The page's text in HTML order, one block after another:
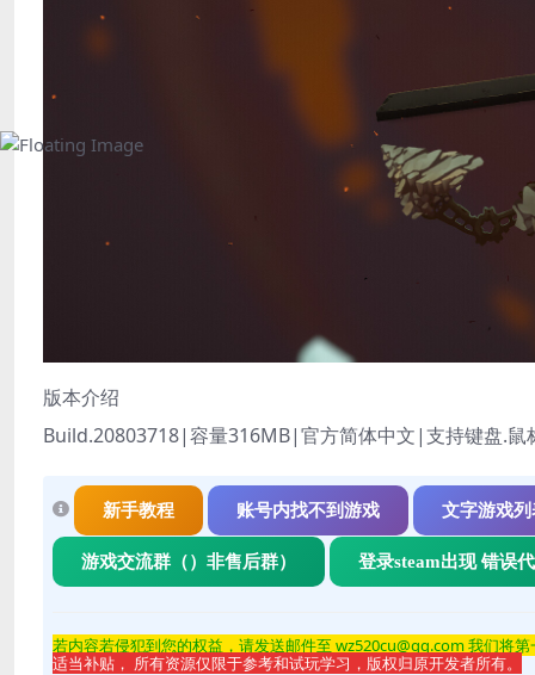
版本介绍
Build.20803718|容量316MB|官方简体中文|支持键盘.鼠
新手教程 账号内找不到游戏 文字游戏列
游戏交流群（）非售后群） 登录steam出现 错误
若内容若侵犯到您的权益，请发送邮件至 wz520cu@qq.com 我们将
适当补贴， 所有资源仅限于参考和试玩学习，版权归原开发者所有。